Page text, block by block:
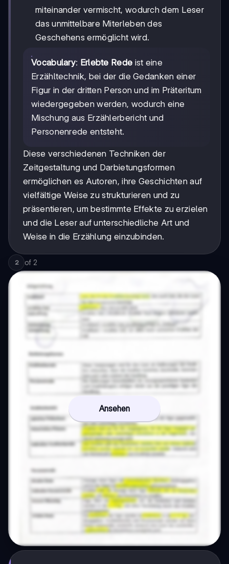
miteinander vermischt, wodurch dem Leser
das unmittelbare Miterleben des
Geschehens ermöglicht wird.
Vocabulary: Erlebte Rede ist eine
Erzähltechnik, bei der die Gedanken einer
Figur in der dritten Person und im Präteritum
wiedergegeben werden, wodurch eine
Mischung aus Erzählerbericht und
Personenrede entsteht.
Diese verschiedenen Techniken der
Zeitgestaltung und Darbietungsformen
ermöglichen es Autoren, ihre Geschichten auf
vielfältige Weise zu strukturieren und zu
präsentieren, um bestimmte Effekte zu erzielen
und die Leser auf unterschiedliche Art und
Weise in die Erzählung einzubinden.
2 of 2
Ansehen